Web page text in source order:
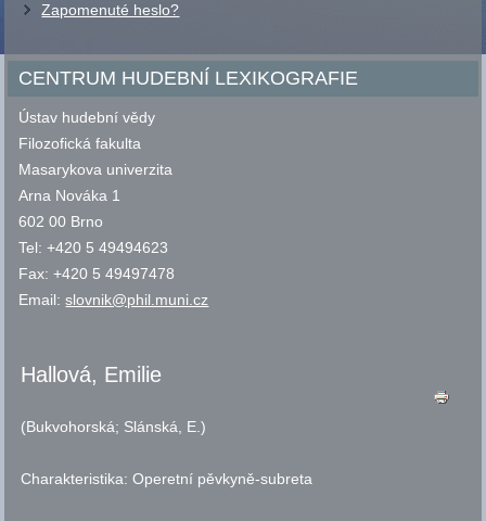
Zapomenuté heslo?
CENTRUM HUDEBNÍ LEXIKOGRAFIE
Ústav hudební vědy
Filozofická fakulta
Masarykova univerzita
Arna Nováka 1
602 00 Brno
Tel: +420 5 49494623
Fax: +420 5 49497478
Email:slovnik@phil.muni.cz
Hallová, Emilie
(Bukvohorská; Slánská, E.)
Charakteristika:Operetní pěvkyně-subreta